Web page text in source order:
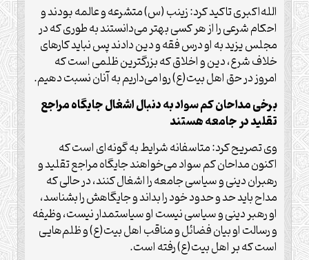
الله‌اکبری تاکید کرد: زینب (س) متشرعه و عالمه بودند و
احکام شرعی را از هر کسی بهتر می‌دانستند به طوری که در
مجلس یزید به او درس فقه و دین دادند پس نباید کارهای
خلاف شرع،‌ دین و اخلاق که بزرگترین ظلمی است که
امروز در حق اهل بیت(ع) روا می‌داریم به آنان نسبت دهیم.
برخی مداحان کم سواد به دنبال اشغال جایگاه مراجع
تقلید در جامعه هستند
وی تصریح کرد: متاسفانه شرایط به گونه‌ای است که
اکنون مداحان کم سواد می‌خواهند جایگاه مراجع تقلید و
رهبران دینی و سیاسی جامعه را اشغال کنند، در حالی که
مداح باید حد و حدود خود را بداند و جایگاهش را بشناسد،
او رهبر دینی و سیاسی نیست او سیاستمدار نیست، وظیفه
و رسالت او بیان فضائل و مناقب اهل بیت(ع) و ظلم‌هایی
است که بر اهل بیت(ع) رفته است.